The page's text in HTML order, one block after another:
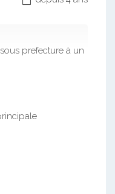
prefecture à un